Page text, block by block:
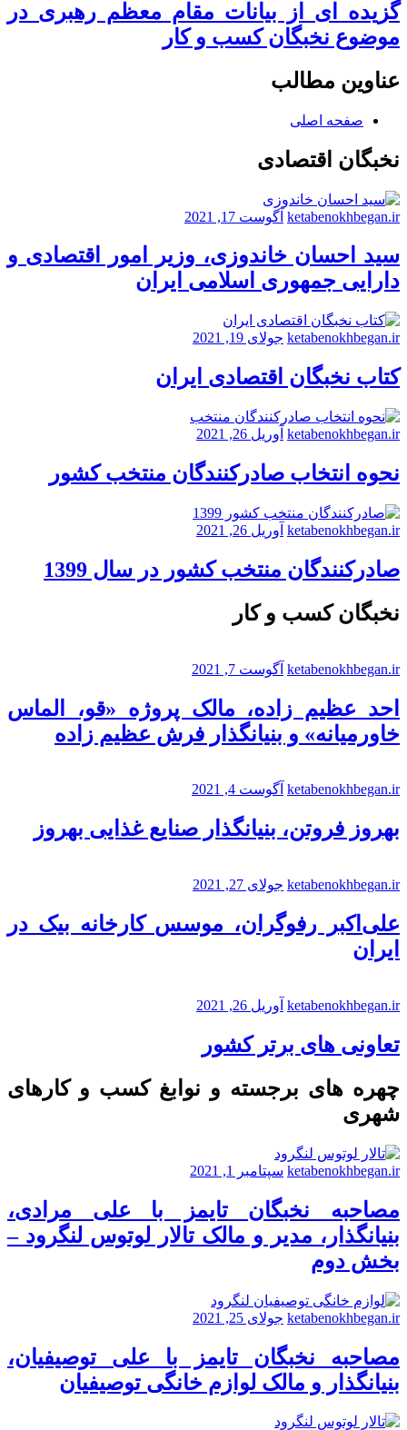
گزیده ای از بیانات مقام معظم رهبری در
موضوع نخبگان کسب و کار
عناوین مطالب
صفحه اصلی
نخبگان اقتصادی
ketabenokhbegan.ir آگوست 17, 2021
سید احسان خاندوزی، وزیر امور اقتصادی و
دارایی جمهوری اسلامی ایران
ketabenokhbegan.ir جولای 19, 2021
کتاب نخبگان اقتصادی ایران
ketabenokhbegan.ir آوریل 26, 2021
نحوه انتخاب صادرکنندگان منتخب کشور
ketabenokhbegan.ir آوریل 26, 2021
صادرکنندگان منتخب کشور در سال 1399
نخبگان کسب و کار
ketabenokhbegan.ir آگوست 7, 2021
احد عظیم زاده، مالک پروژه «قو، الماس
خاورمیانه» و بنیانگذار فرش عظیم زاده
ketabenokhbegan.ir آگوست 4, 2021
بهروز فروتن، بنیانگذار صنایع غذایی بهروز
ketabenokhbegan.ir جولای 27, 2021
علی‌اکبر رفوگران، موسس کارخانه بیک در
ایران
ketabenokhbegan.ir آوریل 26, 2021
تعاونی های برتر کشور
چهره های برجسته و نوابغ کسب و کارهای
شهری
ketabenokhbegan.ir سپتامبر 1, 2021
مصاحبه نخبگان تایمز با علی مرادی،
بنیانگذار، مدیر و مالک تالار لوتوس لنگرود –
بخش دوم
ketabenokhbegan.ir جولای 25, 2021
مصاحبه نخبگان تایمز با علی توصیفیان،
بنیانگذار و مالک لوازم خانگی توصیفیان